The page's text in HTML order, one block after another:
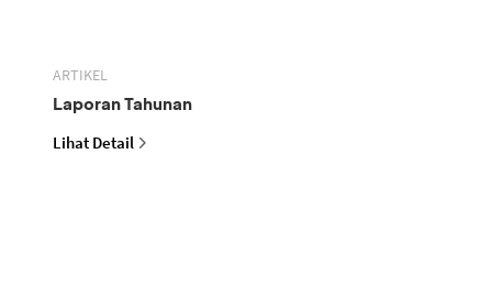
ARTIKEL
Laporan Tahunan
Lihat Detail